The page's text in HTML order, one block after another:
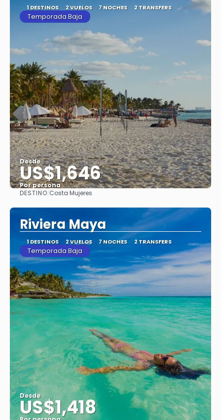
1 DESTINOS 2 VUELOS 7 NOCHES 2 TRANSFERS
Temporada Baja
Desde
US$1,646
Por persona
DESTINO:Costa Mujeres
Riviera Maya
1 DESTINOS 2 VUELOS 7 NOCHES 2 TRANSFERS
Temporada Baja
Desde
US$1,418